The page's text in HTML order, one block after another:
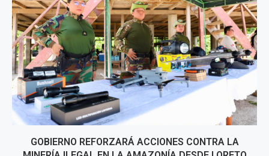
GOBIERNO REFORZARÁ ACCIONES CONTRA LA